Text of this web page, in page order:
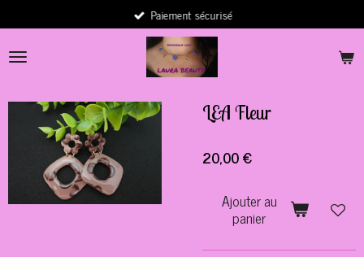
au
contenu
principal
Paiement sécurisé
LEA Fleur
20,00 €
Ajouter au
panier